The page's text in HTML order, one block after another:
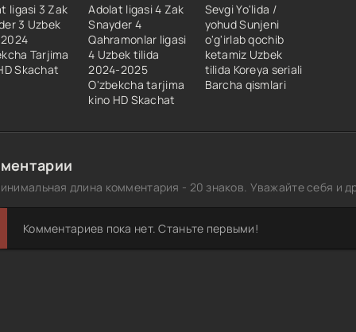
ligasi 3 Zak
3 Uzbek
Tarjima
Skachat
Adolat ligasi 4 Zak
Snayder 4
Qahramonlar ligasi
4 Uzbek tilida
2024-2025
O'zbekcha tarjima
kino HD Skachat
Sevgi Yo'lida /
yohud Sunjeni
o'g'irlab qochib
ketamiz Uzbek
tilida Koreya seriali
Barcha qismlari
длина комментария - 20 знаков. Уважайте себя и
Комментариев пока нет. Станьте первыми!